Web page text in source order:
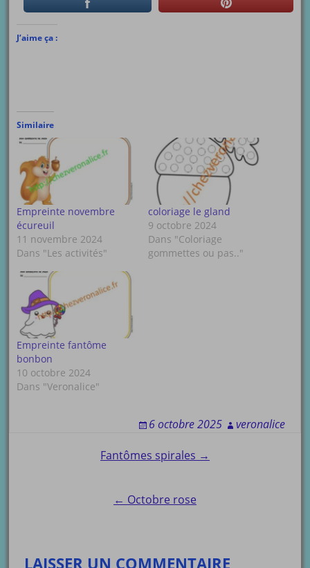
J’aime ça :
Similaire
Empreinte novembre
écureuil
11 novembre 2024
Dans "Les activités"
coloriage le gland
9 octobre 2024
Dans "Coloriage
gommettes ou pas.."
Empreinte fantôme
bonbon
10 octobre 2024
Dans "Veronalice"
6 octobre 2025 veronalice
navigation
Fantômes spirales →
← Octobre rose
LAISSER UN COMMENTAIRE